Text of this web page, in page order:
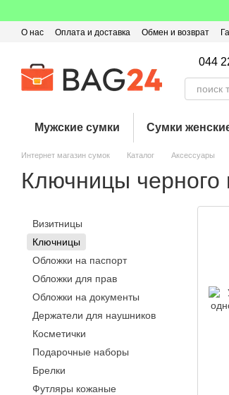
О нас Оплата и доставка Обмен и возврат
044
Мужские сумки Сумки
Интернет магазин сумок Каталог Аксессуары
Ключницы черного
Визитницы
Ключницы
Обложки на паспорт
Обложки для прав
Обложки на документы
Держатели для наушников
Косметички
Подарочные наборы
Брелки
Футляры кожаные